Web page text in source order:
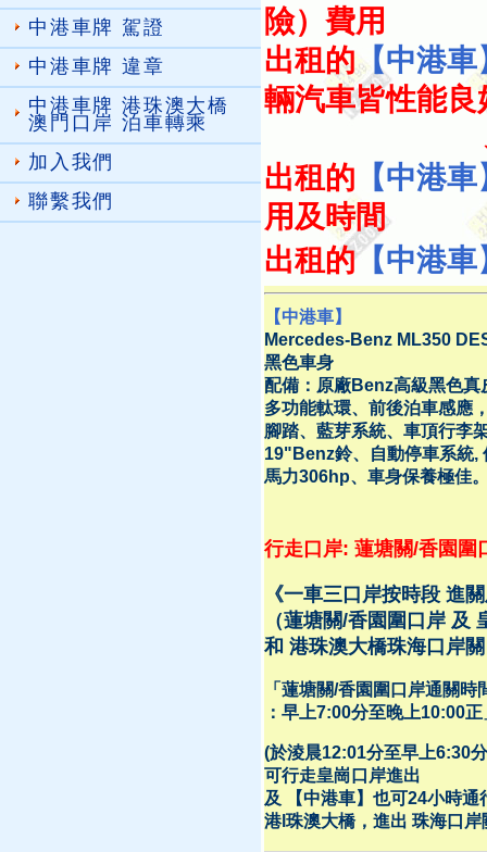
中港車牌 駕證
中港車牌 違章
中港車牌 港珠澳大橋
澳門口岸 泊車轉乘
加入我們
聯繫我們
險）費用
出租的【中港車
輛汽車皆性能良
、安全
出租的 【中港車
用及時間
出租的【中港車
【中港車】
Mercedes-Benz ML350
黑色車身
配備：原廠Benz高級黑色真
多功能軚環、前後泊車感應
腳踏、藍芽系統、車頂行李
19"Benz鈴、自動停車系統,
馬力306hp、車身保養極佳
行走口岸: 蓮塘關/香園圍
《一車三口岸按時段 進
（蓮塘關/香園圍口岸 及
和 港珠澳大橋珠海口岸
「蓮塘關/香園圍口岸通關時
：早上7:00分至晚上10:00正
(於淩晨12:01分至早上6:30分
可行走皇崗口岸進出
及 【中港車】也可24小時通
港l珠澳大橋，進出 珠海口岸